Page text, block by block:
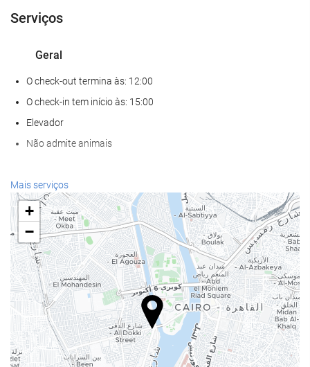
Serviços
Geral
O check-out termina às: 12:00
O check-in tem início às: 15:00
Elevador
Não admite animais
Bem-estar
Spa
Banho turco / Sauna a vapor
Sauna
Academia
Alimentação e bebidas
Restaurante à la carte
Bar
Mais serviços
+
−